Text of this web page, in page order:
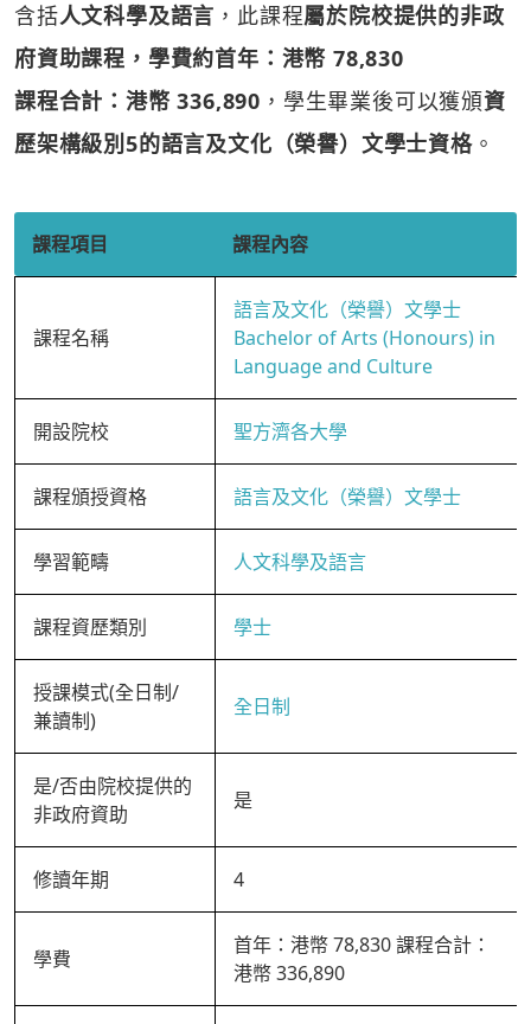
含括人文科學及語言 ，此課程屬於院校提供的非政
府資助課程，學費約首年：港幣 78,830
課程合計：港幣 336,890 ，學生畢業後可以獲頒資
歷架構級別5的語言及文化（榮譽）文學士資格。
課程項目 課程內容
課程名稱
語言及文化（榮譽）文學士
Bachelor of Arts (Honours) in
Language and Culture
開設院校 聖方濟各大學
課程頒授資格 語言及文化（榮譽）文學士
學習範疇 人文科學及語言
課程資歷類別 學士
授課模式(全日制/
兼讀制)
全日制
是/否由院校提供的
非政府資助
是
修讀年期 4
學費
首年：港幣 78,830 課程合計：
港幣 336,890